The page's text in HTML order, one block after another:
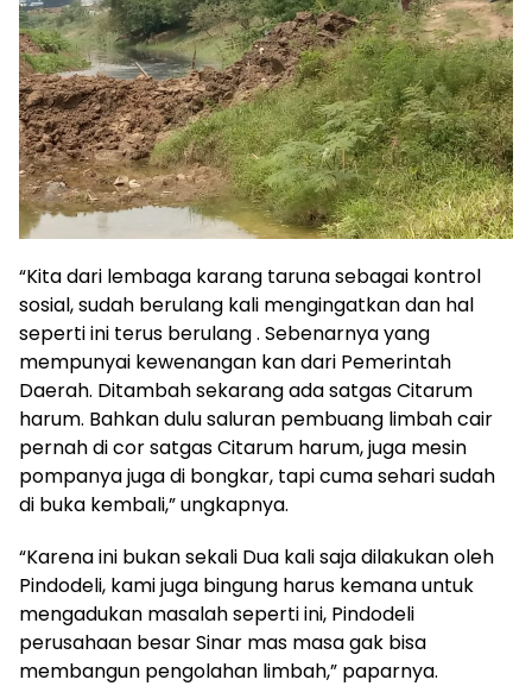
“Kita dari lembaga karang taruna sebagai kontrol
sosial, sudah berulang kali mengingatkan dan hal
seperti ini terus berulang . Sebenarnya yang
mempunyai kewenangan kan dari Pemerintah
Daerah. Ditambah sekarang ada satgas Citarum
harum. Bahkan dulu saluran pembuang limbah cair
pernah di cor satgas Citarum harum, juga mesin
pompanya juga di bongkar, tapi cuma sehari sudah
di buka kembali,” ungkapnya.
“Karena ini bukan sekali Dua kali saja dilakukan oleh
Pindodeli, kami juga bingung harus kemana untuk
mengadukan masalah seperti ini, Pindodeli
perusahaan besar Sinar mas masa gak bisa
membangun pengolahan limbah,” paparnya.